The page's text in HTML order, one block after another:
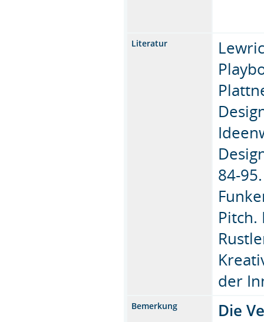
Literatur
84-95.
Pitch.
der
Bemerkung
Die